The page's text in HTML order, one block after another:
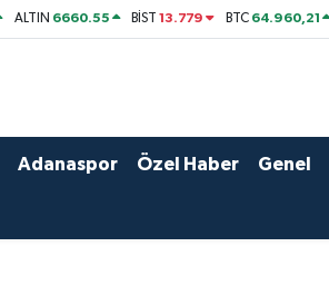
ALTIN 6660.55 BİST13.779 BTC 64.960,21
Adanaspor Özel Haber Genel